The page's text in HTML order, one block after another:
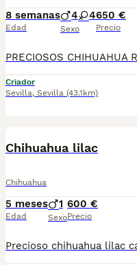
8 semanas
Edad
4 4
Sexo
650 €
Precio
Criador
Sevilla, Sevilla (43.1km)
Chihuahua lilac
Chihuahua
5 meses
Edad
1
Sexo
600 €
Precio